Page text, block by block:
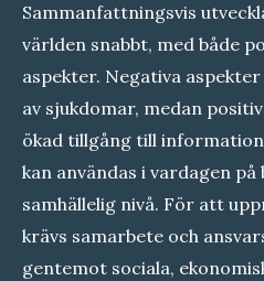
Sammanfattningsvis
världen snabbt, med både
aspekter. Negativa
av sjukdomar, medan
ökad tillgång till
kan användas i vardagen på
samhällelig nivå. För att
krävs samarbete och
gentemot sociala,